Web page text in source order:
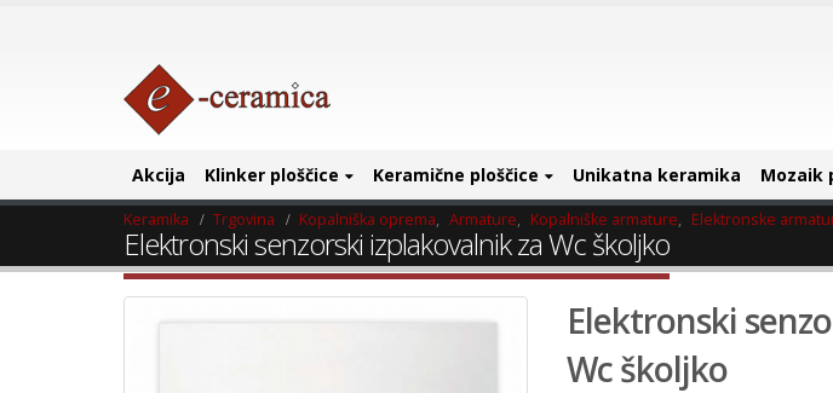
Akcija Klinker ploščice Keramične ploščice Unikatna keramika Mozaik
Keramika Trgovina Kopalniška oprema, Armature, Kopalniške armature, Elektronske
Elektronski senzorski izplakovalnik za Wc školjko
Elektronski
Wc školjko